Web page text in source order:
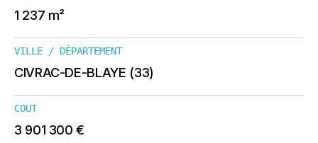
1 237 m²
VILLE / DÉPARTEMENT
CIVRAC-DE-BLAYE (33)
COUT
3 901 300 €